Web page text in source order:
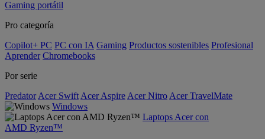
Gaming portátil
Pro categoría
Copilot+ PC PC con IA Gaming Productos sostenibles Profesional
Aprender Chromebooks
Por serie
Predator Acer Swift Acer Aspire Acer Nitro Acer TravelMate
Windows
Laptops Acer con
AMD Ryzen™